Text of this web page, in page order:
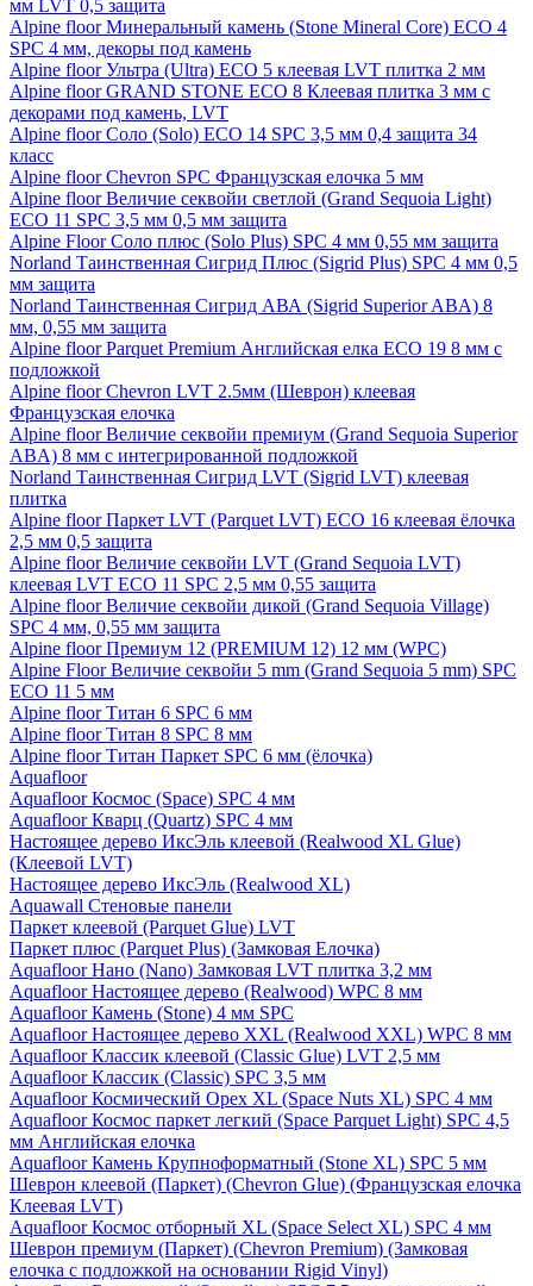
мм LVT 0,5 защита
Alpine floor Минеральный камень (Stone Mineral Core) ECO 4
SPC 4 мм, декоры под камень
Alpine floor Ультра (Ultra) ECO 5 клеевая LVT плитка 2 мм
Alpine floor GRAND STONE ECO 8 Клеевая плитка 3 мм с
декорами под камень, LVT
Alpine floor Соло (Solo) ECO 14 SPC 3,5 мм 0,4 защита 34
класс
Alpine floor Chevron SPC Французская елочка 5 мм
Alpine floor Величие секвойи светлой (Grand Sequoia Light)
ECO 11 SPC 3,5 мм 0,5 мм защита
Alpine Floor Соло плюс (Solo Plus) SPC 4 мм 0,55 мм защита
Norland Таинственная Сигрид Плюс (Sigrid Plus) SPC 4 мм 0,5
мм защита
Norland Таинственная Сигрид АВА (Sigrid Superior ABA) 8
мм, 0,55 мм защита
Alpine floor Parquet Premium Английская елка ECO 19 8 мм с
подложкой
Alpine floor Chevron LVT 2.5мм (Шеврон) клеевая
Французская елочка
Alpine floor Величие секвойи премиум (Grand Sequoia Superior
ABA) 8 мм с интегрированной подложкой
Norland Таинственная Сигрид LVT (Sigrid LVT) клеевая
плитка
Alpine floor Паркет LVT (Parquet LVT) ECO 16 клеевая ёлочка
2,5 мм 0,5 защита
Alpine floor Величие секвойи LVT (Grand Sequoia LVT)
клеевая LVT ECO 11 SPC 2,5 мм 0,55 защита
Alpine floor Величие секвойи дикой (Grand Sequoia Village)
SPC 4 мм, 0,55 мм защита
Alpine floor Премиум 12 (PREMIUM 12) 12 мм (WPC)
Alpine Floor Величие секвойи 5 mm (Grand Sequoia 5 mm) SPC
ECO 11 5 мм
Alpine floor Титан 6 SPC 6 мм
Alpine floor Титан 8 SPC 8 мм
Alpine floor Титан Паркет SPC 6 мм (ёлочка)
Aquafloor
Aquafloor Космос (Space) SPC 4 мм
Aquafloor Кварц (Quartz) SPC 4 мм
Настоящее дерево ИксЭль клеевой (Realwood XL Glue)
(Клеевой LVT)
Настоящее дерево ИксЭль (Realwood XL)
Aquawall Стеновые панели
Паркет клеевой (Parquet Glue) LVT
Паркет плюс (Parquet Plus) (Замковая Елочка)
Aquafloor Нано (Nano) Замковая LVT плитка 3,2 мм
Aquafloor Настоящее дерево (Realwood) WPC 8 мм
Aquafloor Камень (Stone) 4 мм SPC
Aquafloor Настоящее дерево XXL (Realwood XXL) WPC 8 мм
Aquafloor Классик клеевой (Classic Glue) LVT 2,5 мм
Aquafloor Классик (Classic) SPC 3,5 мм
Aquafloor Космический Орех XL (Space Nuts XL) SPC 4 мм
Aquafloor Космос паркет легкий (Space Parquet Light) SPC 4,5
мм Английская елочка
Aquafloor Камень Крупноформатный (Stone XL) SPC 5 мм
Шеврон клеевой (Паркет) (Chevron Glue) (Французская елочка
Клеевая LVT)
Aquafloor Космос отборный XL (Space Select XL) SPC 4 мм
Шеврон премиум (Паркет) (Chevron Premium) (Замковая
елочка с подложкой на основании Rigid Vinyl)